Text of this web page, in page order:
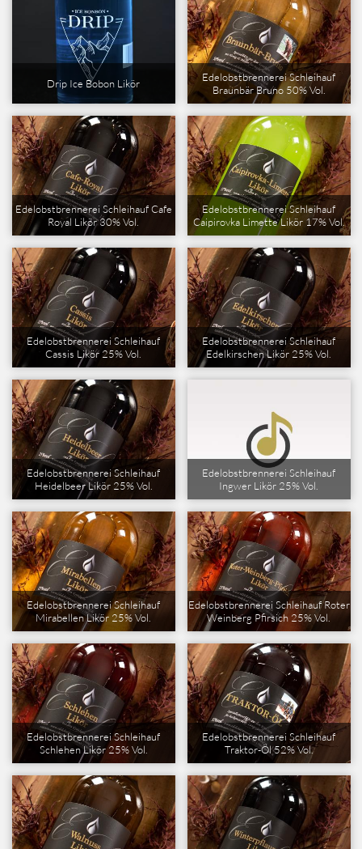
Drip Ice Bobon Likör
Edelobstbrennerei Schleihauf
Braunbär Bruno 50% Vol.
Edelobstbrennerei Schleihauf Cafe
Royal Likör 30% Vol.
Edelobstbrennerei Schleihauf
Caipirovka Limette Likör 17% Vol.
Edelobstbrennerei Schleihauf
Cassis Likör 25% Vol.
Edelobstbrennerei Schleihauf
Edelkirschen Likör 25% Vol.
Edelobstbrennerei Schleihauf
Heidelbeer Likör 25% Vol.
Edelobstbrennerei Schleihauf
Ingwer Likör 25% Vol.
Edelobstbrennerei Schleihauf
Mirabellen Likör 25% Vol.
Edelobstbrennerei Schleihauf Roter
Weinberg Pfirsich 25% Vol.
Edelobstbrennerei Schleihauf
Schlehen Likör 25% Vol.
Edelobstbrennerei Schleihauf
Traktor-Öl 52% Vol.